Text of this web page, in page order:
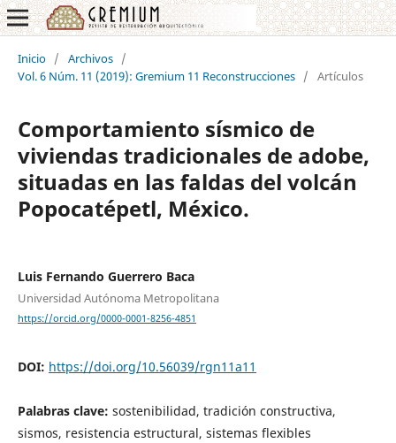
Inicio / Archivos /
Vol. 6 Núm. 11 (2019): Gremium 11 Reconstrucciones / Artículos
Comportamiento sísmico de
viviendas tradicionales de adobe,
situadas en las faldas del volcán
Popocatépetl, México.
Luis Fernando Guerrero Baca
Universidad Autónoma Metropolitana
https://orcid.org/0000-0001-8256-4851
DOI: https://doi.org/10.56039/rgn11a11
Palabras clave: sostenibilidad, tradición constructiva,
sismos, resistencia estructural, sistemas flexibles